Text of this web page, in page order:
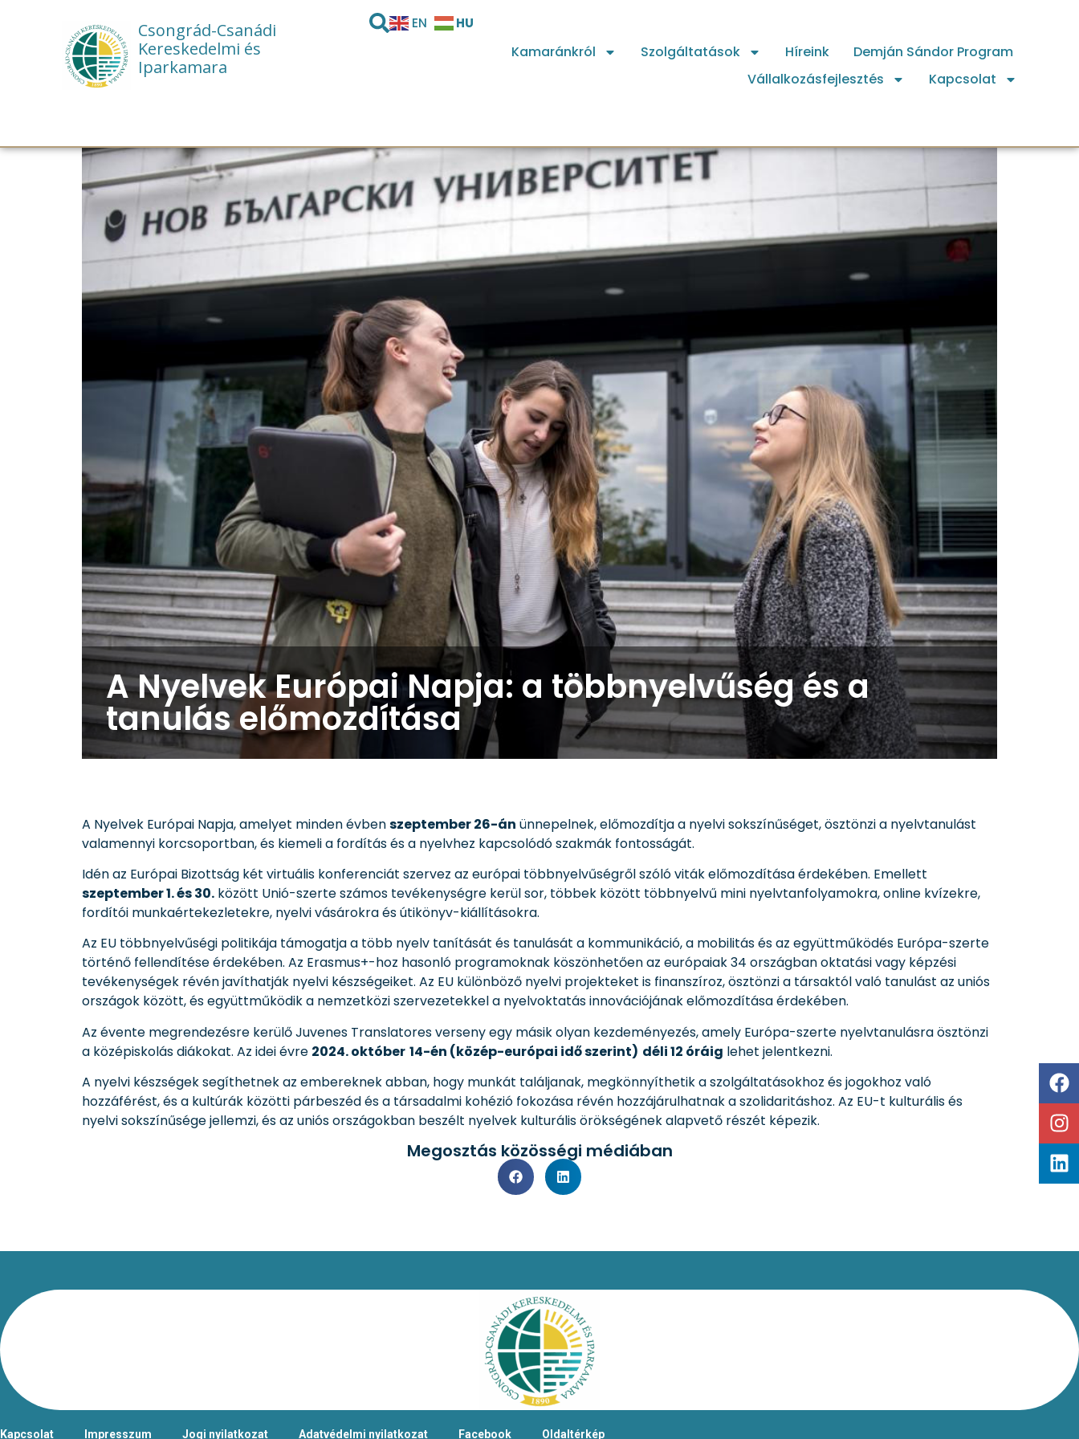
Csongrád-Csanádi
Kereskedelmi és
Iparkamara
EN HU
Kamaránkról Szolgáltatások Híreink
Demján Sándor Program
Vállalkozásfejlesztés
Kapcsolat
A Nyelvek Európai Napja: a többnyelvűség és a
tanulás előmozdítása
A Nyelvek Európai Napja, amelyet minden évbenszeptember 26-án ünnepelnek, előmozdítja a nyelvi sokszínűséget, ösztönzi a nyelvtanulást
valamennyi korcsoportban, és kiemeli a fordítás és a nyelvhez kapcsolódó szakmák fontosságát.
Idén az Európai Bizottság két virtuális konferenciát szervez az európai többnyelvűségről szóló viták előmozdítása érdekében. Emellett
szeptember 1. és 30. között Unió-szerte számos tevékenységre kerül sor, többek között többnyelvű mini nyelvtanfolyamokra, online kvízekre,
fordítói munkaértekezletekre, nyelvi vásárokra és útikönyv-kiállításokra.
Az EU többnyelvűségi politikája támogatja a több nyelv tanítását és tanulását a kommunikáció, a mobilitás és az együttműködés Európa-szerte
történő fellendítése érdekében. Az Erasmus+-hoz hasonló programoknak köszönhetően az európaiak 34 országban oktatási vagy képzési
tevékenységek révén javíthatják nyelvi készségeiket. Az EU különböző nyelvi projekteket is finanszíroz, ösztönzi a társaktól való tanulást az uniós
országok között, és együttműködik a nemzetközi szervezetekkel a nyelvoktatás innovációjának előmozdítása érdekében.
Az évente megrendezésre kerülő Juvenes Translatores verseny egy másik olyan kezdeményezés, amely Európa-szerte nyelvtanulásra ösztönzi
a középiskolás diákokat. Az idei évre 2024. október 14-én (közép-európai idő szerint) déli 12 óráig lehet jelentkezni.
A nyelvi készségek segíthetnek az embereknek abban, hogy munkát találjanak, megkönnyíthetik a szolgáltatásokhoz és jogokhoz való
hozzáférést, és a kultúrák közötti párbeszéd és a társadalmi kohézió fokozása révén hozzájárulhatnak a szolidaritáshoz. Az EU-t kulturális és
nyelvi sokszínűsége jellemzi, és az uniós országokban beszélt nyelvek kulturális örökségének alapvető részét képezik.
Megosztás közösségi médiában
Kapcsolat Impresszum Jogi nyilatkozat Adatvédelmi nyilatkozat Facebook Oldaltérkép